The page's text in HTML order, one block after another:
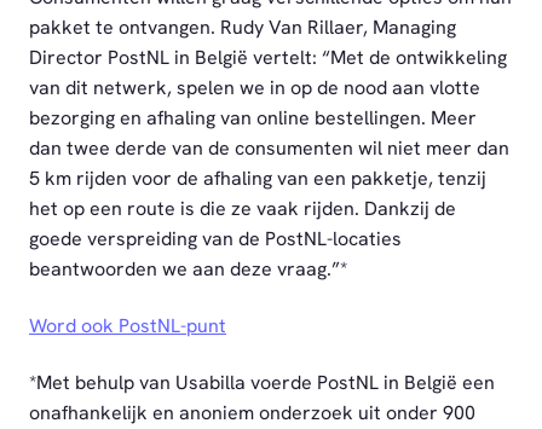
pakket te ontvangen. Rudy Van Rillaer, Managing
Director PostNL in België vertelt: “Met de ontwikkeling
van dit netwerk, spelen we in op de nood aan vlotte
bezorging en afhaling van online bestellingen. Meer
dan twee derde van de consumenten wil niet meer dan
5 km rijden voor de afhaling van een pakketje, tenzij
het op een route is die ze vaak rijden. Dankzij de
goede verspreiding van de PostNL-locaties
beantwoorden we aan deze vraag.”*
Word ook PostNL-punt
*Met behulp van Usabilla voerde PostNL in België een
onafhankelijk en anoniem onderzoek uit onder 900